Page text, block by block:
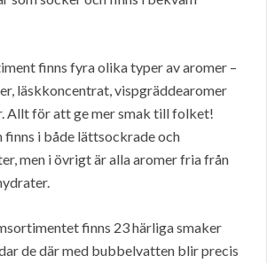
finns fyra olika typer av aromer –
läskkoncentrat, vispgräddearomer
Allt för att ge mer smak till folket!
finns i både lättsockrade och
men i övrigt är alla aromer fria från
finns 23 härliga smaker
de där med bubbelvatten blir precis